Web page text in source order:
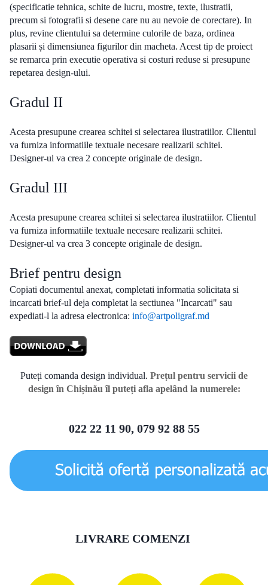
(specificatie tehnica, schite de lucru, mostre, texte, ilustratii,
precum si fotografii si desene care nu au nevoie de corectare). In
plus, revine clientului sa determine culorile de baza, ordinea
plasarii și dimensiunea figurilor din macheta. Acest tip de proiect
se remarca prin executie operativa si costuri reduse si presupune
repetarea design-ului.
Gradul II
Acesta presupune crearea schitei si selectarea ilustratiilor. Clientul
va furniza informatiile textuale necesare realizarii schitei.
Designer-ul va crea 2 concepte originale de design.
Gradul III
Acesta presupune crearea schitei si selectarea ilustratiilor. Clientul
va furniza informatiile textuale necesare realizarii schitei.
Designer-ul va crea 3 concepte originale de design.
Brief pentru design
Copiati documentul anexat, completati informatia solicitata si
incarcati brief-ul deja completat la sectiunea "Incarcati" sau
expediati-l la adresa electronica: info@artpoligraf.md
Puteți comanda design individual. Prețul pentru servicii de
design în Chișinău îl puteți afla apelând la numerele:
022 22 11 90, 079 92 88 55
LIVRARE COMENZI